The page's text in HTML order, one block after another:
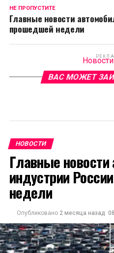
НЕ ПРОПУСТИТЕ
Главные новости
прошедшей недели
ВАС МОЖЕТ
НОВОСТИ
Главные
индустрии
недели
Опубликовано 2 месяца назад